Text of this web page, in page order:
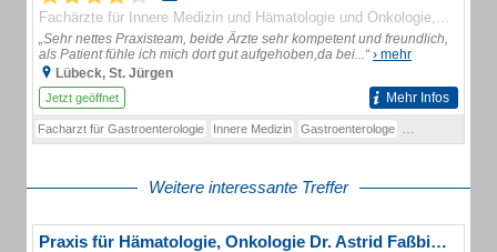
Fachärzte für Innere Medizin und Hämatologie und Onkologie Ärzte:
„Sehr nettes Praxisteam, beide Ärzte sehr kompetent und freundlich,
als Patient fühle ich mich dort gut aufgehoben,da bei...“› mehr
Lübeck, St. Jürgen
Jetzt geöffnet Mehr Infos
Facharzt für Gastroenterologie Innere Medizin Gastroenterologe
Weitere interessante Treffer
Praxis für Hämatologie, Onkologie Dr. Astrid Faßbinder & Dr. Dörthe Peters